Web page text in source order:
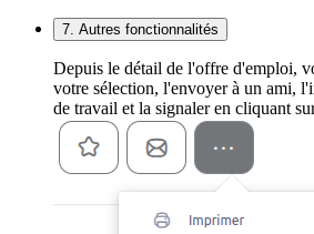
7. Autres fonctionnalités
Depuis le détail de l'offre d'emploi,
votre sélection, l'envoyer à un ami,
de travail et la signaler en cliquant